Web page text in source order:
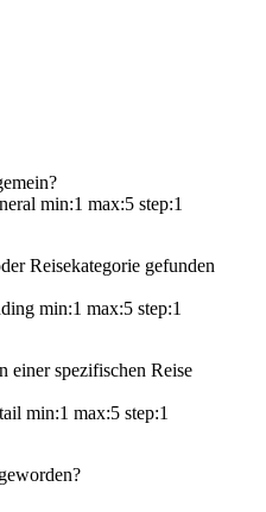
min:1 max:5 step:1
Reisekategorie gefunden
min:1 max:5 step:1
einer spezifischen Reise
min:1 max:5 step:1